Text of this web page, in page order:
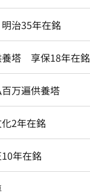
治35年在銘
養塔 享保18年在銘
万遍供養塔
2年在銘
年在銘